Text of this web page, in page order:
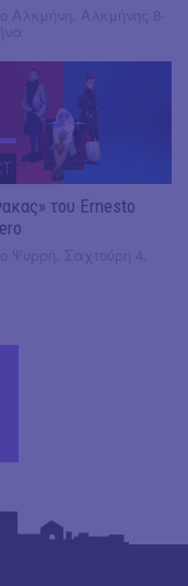
του Ernesto